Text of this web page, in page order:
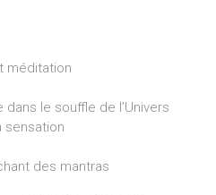
méditation
le souffle de l’Univers
sensation
des mantras